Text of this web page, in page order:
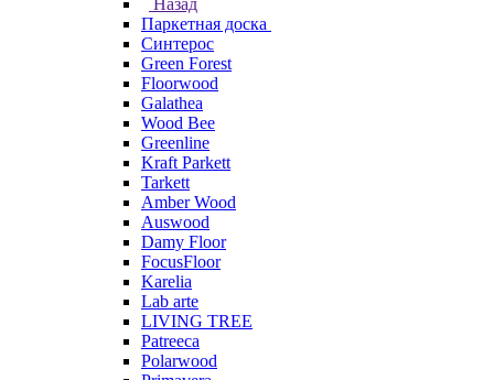
Назад
Паркетная доска
Синтерос
Green Forest
Floorwood
Galathea
Wood Bee
Greenline
Kraft Parkett
Tarkett
Amber Wood
Auswood
Damy Floor
FocusFloor
Karelia
Lab arte
LIVING TREE
Patreeca
Polarwood